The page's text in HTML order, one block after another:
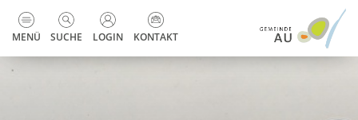
zur Startseite
Direkt zur Hauptnavigation
Direkt zum Inhalt
Direkt zur Suche
Direkt zum Stichwortverzeichnis
Kopfzeile
MENÜ SUCHE LOGIN KONTAKT